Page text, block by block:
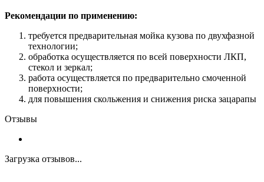
Рекомендации по применению:
требуется предварительная мойка кузова по двухфазной
технологии;
обработка осуществляется по всей поверхности ЛКП,
стекол и зеркал;
работа осуществляется по предварительно смоченной
поверхности;
для повышения скольжения и снижения риска зацарапы
Отзывы
Загрузка отзывов...